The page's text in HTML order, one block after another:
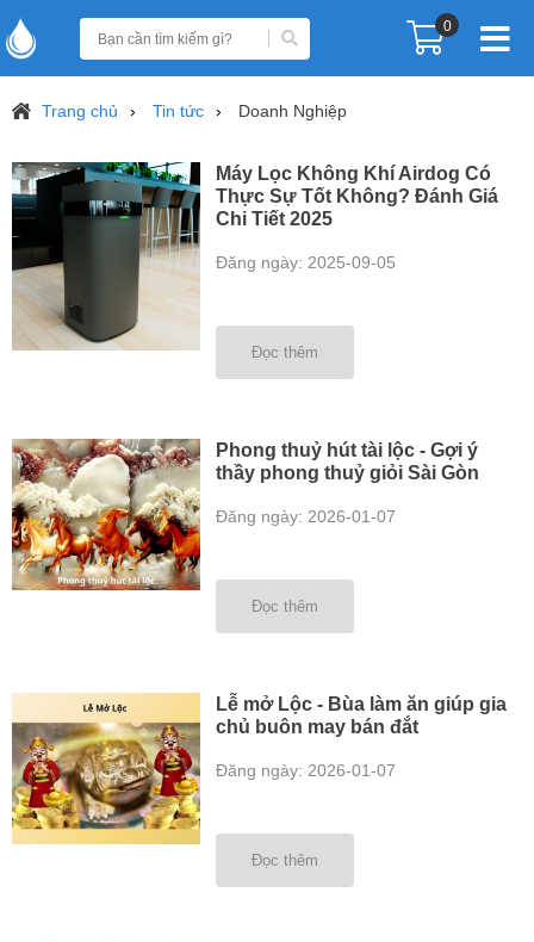
0
Trang chủ Tin tức Doanh Nghiệp
Máy Lọc Không Khí Airdog Có
Thực Sự Tốt Không? Đánh Giá
Chi Tiết 2025
Đăng ngày: 2025-09-05
Đọc thêm
Phong thuỷ hút tài lộc - Gợi ý
thầy phong thuỷ giỏi Sài Gòn
Đăng ngày: 2026-01-07
Đọc thêm
Lễ mở Lộc - Bùa làm ăn giúp gia
chủ buôn may bán đắt
Đăng ngày: 2026-01-07
Đọc thêm